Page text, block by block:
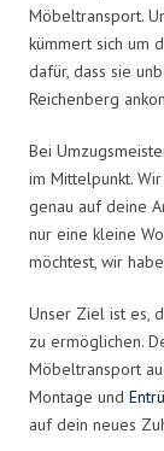
Möbeltransport.
kümmert sich um
dafür, dass sie
Reichenberg
Bei
im Mittelpunkt.
genau auf deine
nur eine kleine
möchtest, wir
Unser Ziel ist es,
zu ermöglichen.
Möbeltransport
Montage und
auf dein neues